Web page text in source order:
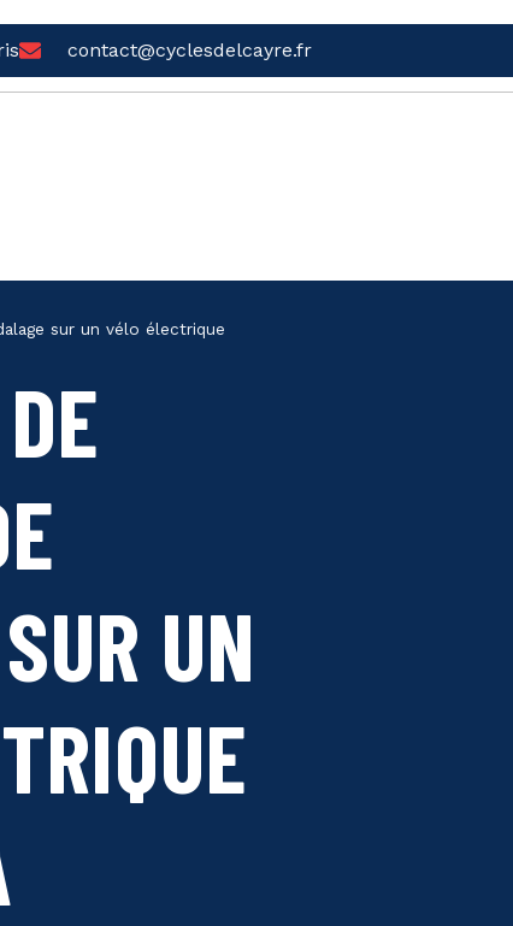
contact@cyclesdelcayre.fr
sur un vélo électrique
UN